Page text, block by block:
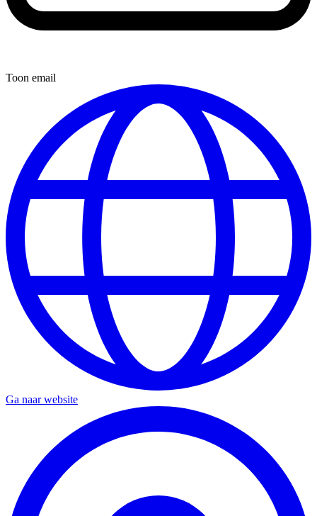
Toon email
Ga naar website